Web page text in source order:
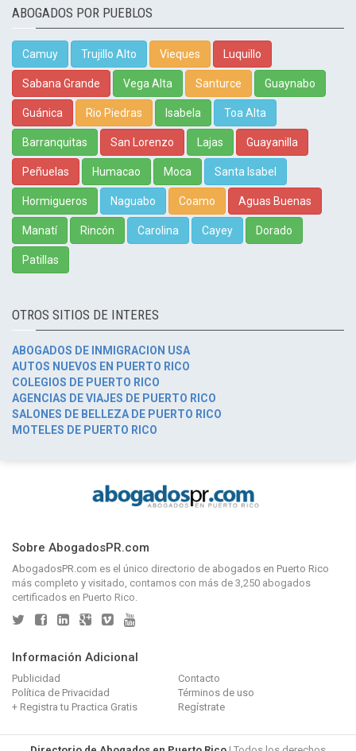
ABOGADOS POR PUEBLOS
Camuy Trujillo Alto Vieques Luquillo
Sabana Grande Vega Alta Santurce Guaynabo
Guánica Rio Piedras Isabela Toa Alta
Barranquitas San Lorenzo Lajas Guayanilla
Peñuelas Humacao Moca Santa Isabel
Hormigueros Naguabo Coamo Aguas Buenas
Manatí Rincón Carolina Cayey Dorado
Patillas
OTROS SITIOS DE INTERES
ABOGADOS DE INMIGRACION USA
AUTOS NUEVOS EN PUERTO RICO
COLEGIOS DE PUERTO RICO
AGENCIAS DE VIAJES DE PUERTO RICO
SALONES DE BELLEZA DE PUERTO RICO
MOTELES DE PUERTO RICO
Sobre AbogadosPR.com
AbogadosPR.com es el único directorio de abogados en Puerto Rico
más completo y visitado, contamos con más de 3,250 abogados
certificados en Puerto Rico.
Información Adicional
Publicidad
Contacto
Política de Privacidad
Términos de uso
+ Registra tu Practica Gratis
Regístrate